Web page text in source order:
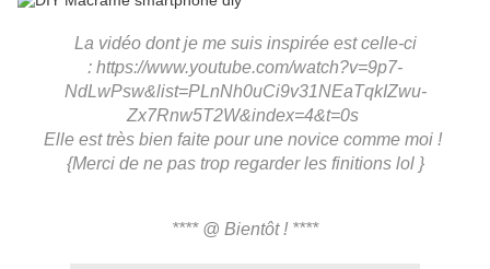
La vidéo dont je me suis inspirée est celle-ci
: https://www.youtube.com/watch?v=9p7-
NdLwPsw&list=PLnNh0uCi9v31NEaTqkIZwu-
Zx7Rnw5T2W&index=4&t=0s
Elle est très bien faite pour une novice comme moi !
{Merci de ne pas trop regarder les finitions lol }
**** @ Bientôt ! ****